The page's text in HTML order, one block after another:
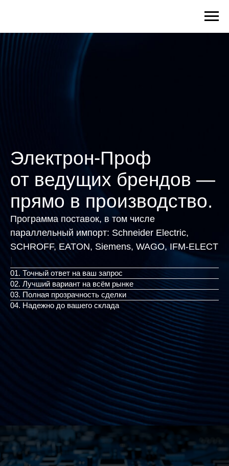
Электрон-Проф
от ведущих брендов —
прямо в производство.
Программа поставок, в том числе
параллельный импорт:
Schneider Electric,
SCHROFF, EATON, Siemens, W
01. Точный ответ на ваш запрос
02. Лучший вариант на всём рынке
03. Полная прозрачность сделки
04. Надежно до вашего склада